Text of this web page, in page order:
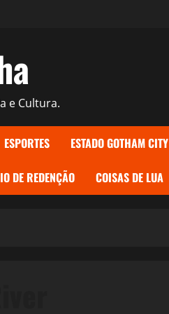
e Cultura.
ESPORTES ESTADO GOTHAM CITY
DE REDENÇÃO COISAS DE LUA